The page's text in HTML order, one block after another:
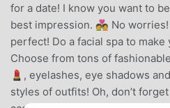
for a date! I know you want to
best impression. 💑 No
perfect! Do a facial spa to
Choose from tons of
💄, eyelashes, eye shadows
styles of outfits! Oh, don’t